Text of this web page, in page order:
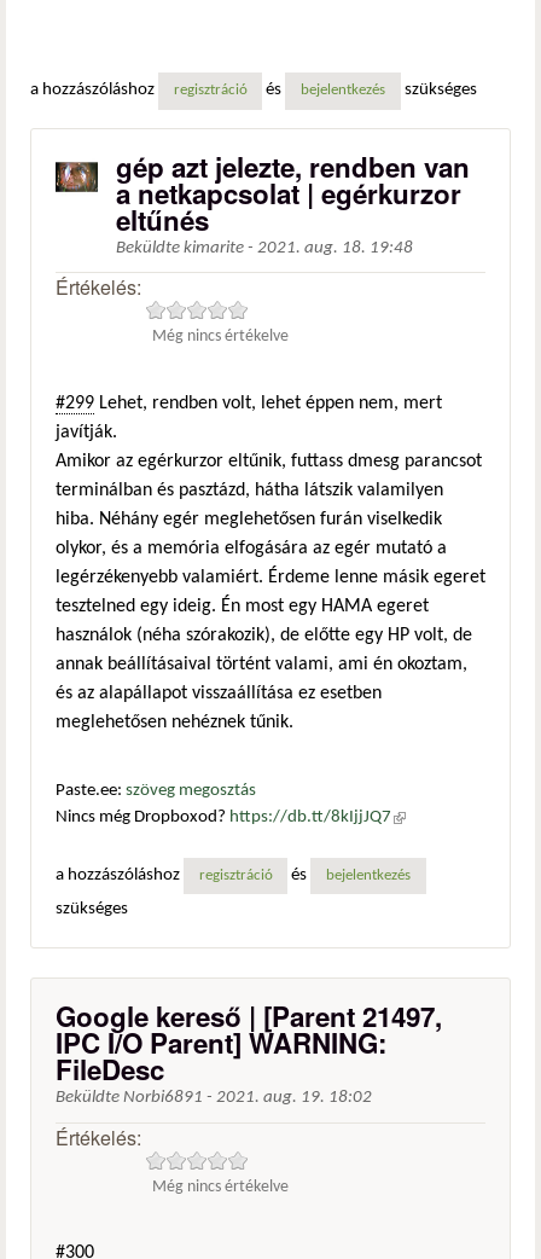
a hozzászóláshoz regisztráció és bejelentkezés szükséges
gép azt jelezte, rendben van
a netkapcsolat | egérkurzor
eltűnés
Beküldte kimarite - 2021. aug. 18. 19:48
Értékelés:
Még nincs értékelve
#299 Lehet, rendben volt, lehet éppen nem, mert
javítják.
Amikor az egérkurzor eltűnik, futtass dmesg parancsot
terminálban és pasztázd, hátha látszik valamilyen
hiba. Néhány egér meglehetősen furán viselkedik
olykor, és a memória elfogására az egér mutató a
legérzékenyebb valamiért. Érdeme lenne másik egeret
tesztelned egy ideig. Én most egy HAMA egeret
használok (néha szórakozik), de előtte egy HP volt, de
annak beállításaival történt valami, ami én okoztam,
és az alapállapot visszaállítása ez esetben
meglehetősen nehéznek tűnik.
Paste.ee: szöveg megosztás
Nincs még Dropboxod? https://db.tt/8kIjjJQ7 (külső
a hozzászóláshoz
regisztráció és bejelentkezés
szükséges
Google kereső | [Parent 21497,
IPC I/O Parent] WARNING:
FileDesc
Beküldte Norbi6891 - 2021. aug. 19. 18:02
Értékelés:
Még nincs értékelve
#300